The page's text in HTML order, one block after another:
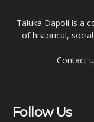
Taluka Dapoli is a
of historical,
Contact
Follow Us